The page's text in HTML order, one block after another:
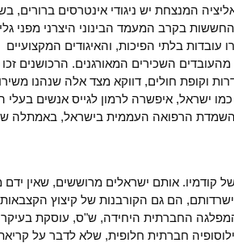
המנצחת יש ניגודי אינטרסים ברורים,
בקרב המעמד הבינוני היצרני מפני
עובדות בלתי הפיכות, והאיגודים המקצועיים
השכירים המאורגנים. הרכושנים
וקופת חולים, דווקא מצד אלה שנהנו
ישראל, איפשרה לרמון לגייס אנשים בעלי
השמדת הרפואה העממית בישראל, באמתלה
קודמיו. אותם ישראלים מרוששים, שאין
הם גם הקורבנות של קיצוץ הקצבאות
החברתית היחידה, ש"ס, עוסקת בעיקר
חברתית חלופית, שלא לדבר על